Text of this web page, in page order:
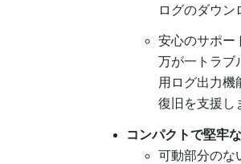
ログのダウン
安心のサポー
万が一トラブ
用ログ出力機
復旧を支援し
コンパクトで堅牢
可動部分のな